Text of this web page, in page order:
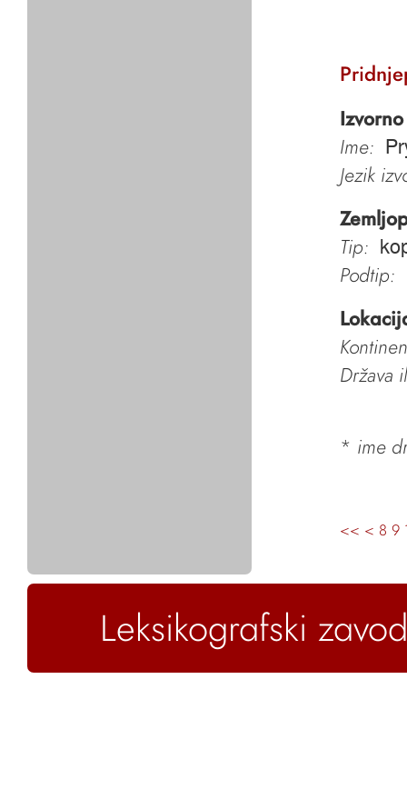
Ime:
Jezik
Tip:
Podtip:
Država
* ime
<< < 8 9
Leksikografski